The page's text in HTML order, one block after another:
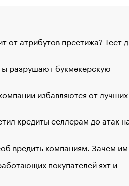
от атрибутов престижа? Тест
разрушают букмекерскую
избавляются от лучших
кредиты селлерам до атак
вредить компаниям. Зачем
покупателей яхт и